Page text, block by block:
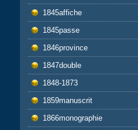
1845affiche
1845passe
1846province
1847double
1848-1873
1859manuscrit
1866monographie